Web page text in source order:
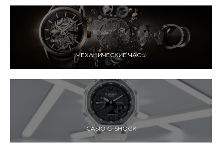
МЕХАНИЧЕСКИЕ ЧАСЫ
CASIO G-SHOCK